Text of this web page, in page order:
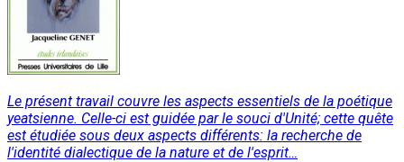
Le présent travail couvre les aspects essentiels de la poétique
yeatsienne. Celle-ci est guidée par le souci d'Unité; cette quête
est étudiée sous deux aspects différents: la recherche de
l'identité dialectique de la nature et de l'esprit…